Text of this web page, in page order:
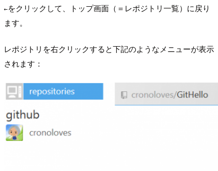
←をクリックして、トップ画面（＝レポジトリ一覧）に戻り
ます。
レポジトリを右クリックすると下記のようなメニューが表示
されます：